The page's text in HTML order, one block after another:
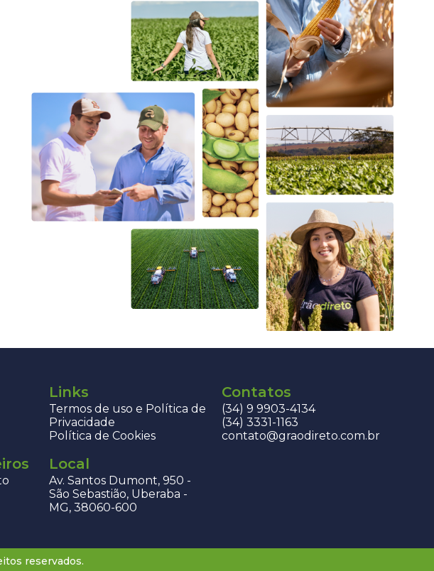
Links
Termos de uso e Política de
Privacidade
Política de Cookies
Contatos
(34) 9 9903-4134
(34) 3331-1163
contato@graodireto.com.br
Local
Av. Santos Dumont, 950 -
São Sebastião, Uberaba -
MG, 38060-600
reservados.